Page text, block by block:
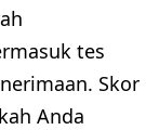
tes
Skor
Anda